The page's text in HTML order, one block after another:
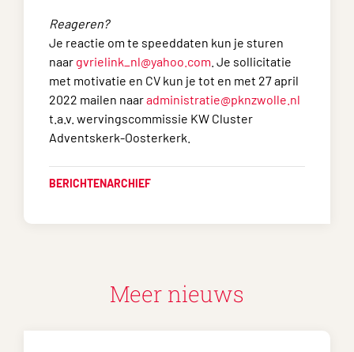
Reageren?
Je reactie om te speeddaten kun je sturen
naar gvrielink_nl@yahoo.com . Je sollicitatie
met motivatie en CV kun je tot en met 27 april
2022 mailen naaradministratie@pknzwolle.nl
t.a.v. wervingscommissie KW Cluster
Adventskerk-Oosterkerk.
BERICHTENARCHIEF
Meer nieuws